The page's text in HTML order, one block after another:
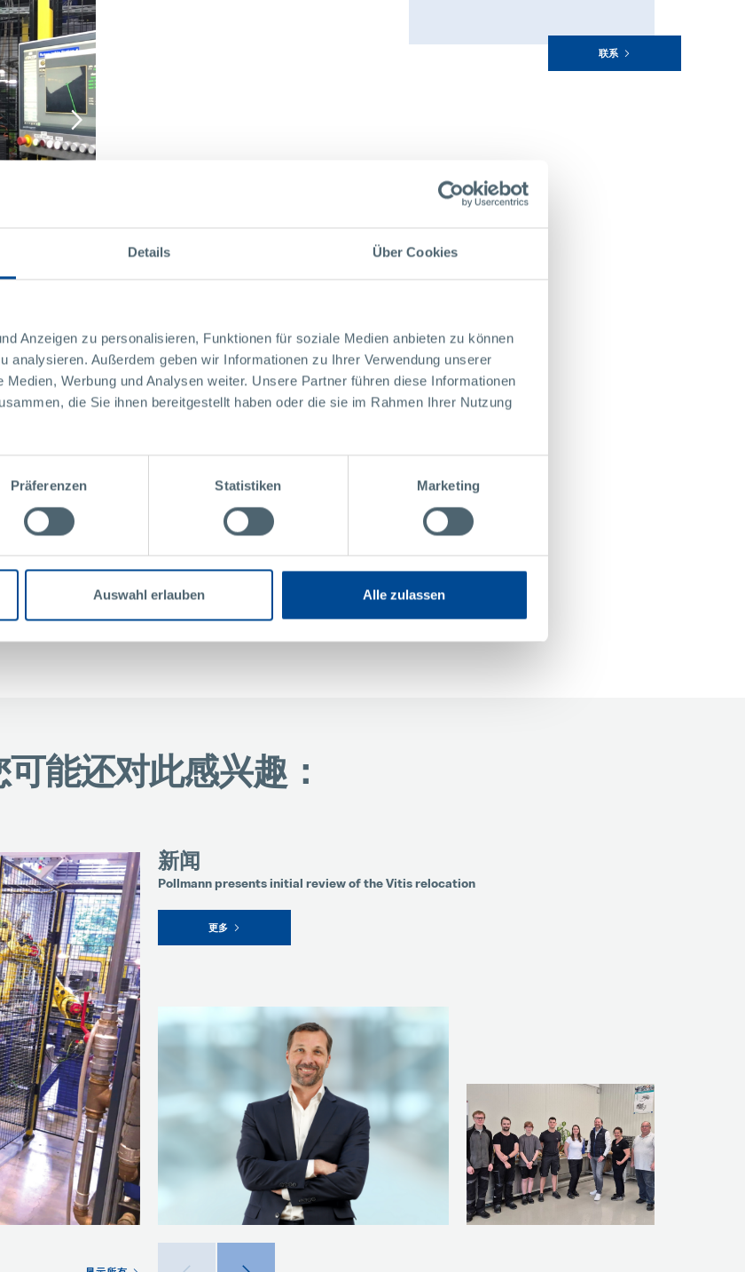
Details Über Cookies
Anzeigen zu personalisieren, Funktionen für soziale Medien anbieten zu können
analysieren. Außerdem geben wir Informationen zu Ihrer Verwendung unserer
Werbung und Analysen weiter. Unsere Partner führen diese Informationen
die Sie ihnen bereitgestellt haben oder die sie im Rahmen Ihrer Nutzung
Präferenzen Statistiken Marketing
Auswahl erlauben Alle zulassen
联系
能还对此感兴趣：
新闻
Pollmann presents initial review of the Vitis relocation
更多